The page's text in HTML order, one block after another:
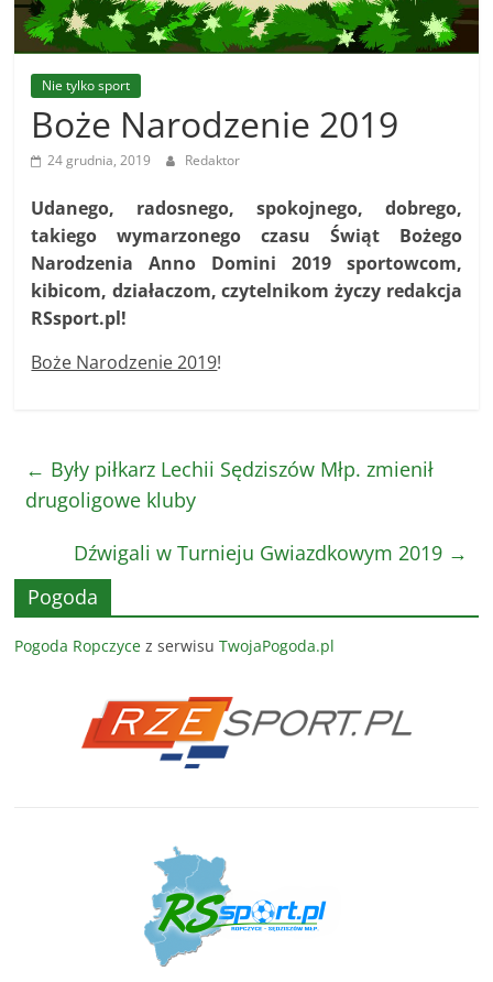
Ropczycko-
Sędziszowskiego
Sportowe
powiatu
Ropczycko-
Sędziszowskiego
Nie tylko sport
Boże Narodzenie 2019
24 grudnia, 2019 Redaktor
Udanego, radosnego, spokojnego, dobrego,
takiego wymarzonego czasu Świąt Bożego
Narodzenia Anno Domini 2019 sportowcom,
kibicom, działaczom, czytelnikom życzy redakcja
RSsport.pl!
Boże Narodzenie 2019!
← Były piłkarz Lechii Sędziszów Młp. zmienił
drugoligowe kluby
Dźwigali w Turnieju Gwiazdkowym 2019 →
Pogoda
Pogoda Ropczyce z serwisu TwojaPogoda.pl